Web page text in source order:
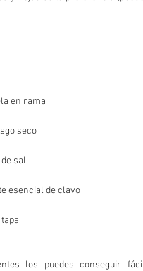
en rama
seco
sal
esencial de clavo
los puedes conseguir